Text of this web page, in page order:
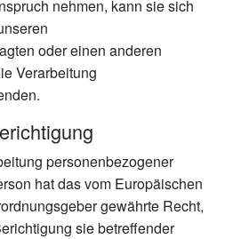
nehmen, kann sie sich
oder einen anderen
Verarbeitung
personenbezogener
hat das vom Europäischen
gewährte Recht,
sie betreffender